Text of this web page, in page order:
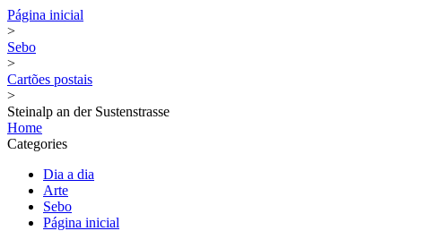
Página inicial
>
Sebo
>
Cartões postais
>
Steinalp an der Sustenstrasse
Home
Categories
Dia a dia
Arte
Sebo
Página inicial